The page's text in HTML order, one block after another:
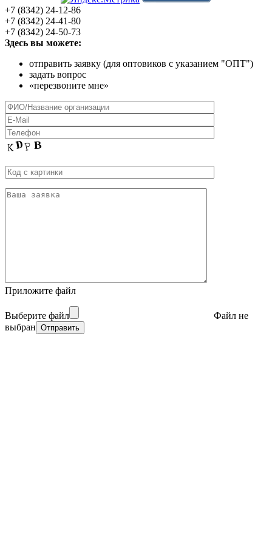
+7 (8342) 24-12-86
+7 (8342) 24-41-80
+7 (8342) 24-50-73
Здесь вы можете:
отправить заявку (для оптовиков с указанием "ОПТ")
задать вопрос
«перезвоните мне»
Приложите файл
Выберите файл
Файл не
выбран